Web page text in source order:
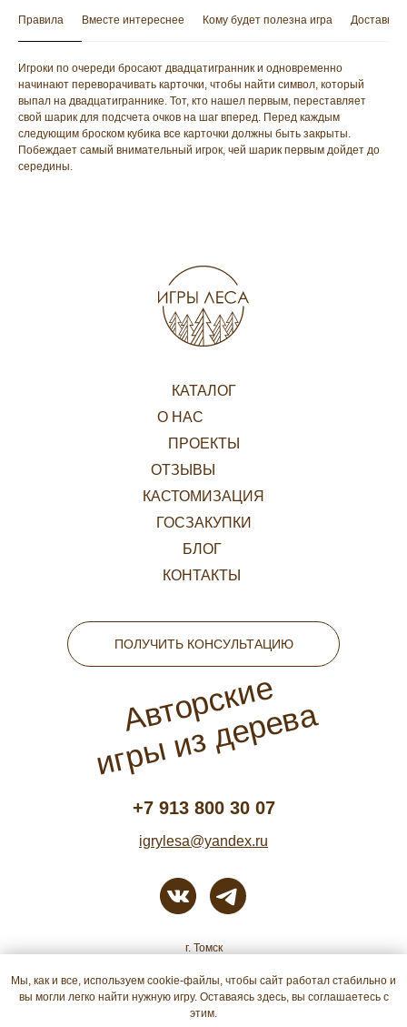
Правила Вместе интереснее Кому будет полезна игра Доставка
Игроки по очереди бросают двадцатигранник и одновременно
начинают переворачивать карточки, чтобы найти символ, который
выпал на двадцатиграннике. Тот, кто нашел первым, переставляет
свой шарик для подсчета очков на шаг вперед. Перед каждым
следующим броском кубика все карточки должны быть закрыты.
Побеждает самый внимательный игрок, чей шарик первым дойдет до
середины.
КАТАЛОГ
О НАС
ОТЗЫВЫ
ПРОЕКТЫ
КАСТОМИЗАЦИЯ
ГОСЗАКУПКИ
БЛОГ
КОНТАКТЫ
+7 913 800 30 07
igrylesa@yandex.ru
г. Томск
Авторские
игры из дерева
Политика конфиденциальности
ПОЛУЧИТЬ КОНСУЛЬТАЦИЮ
Мы, как и все, используем cookie-файлы, чтобы сайт работал стабильно и
вы могли легко найти нужную игру. Оставаясь здесь, вы соглашаетесь с
этим.